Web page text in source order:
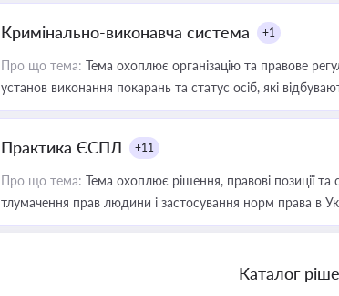
Кримінально-виконавча система +1
Про що тема: Тема охоплює організацію та правове
установ виконання покарань та статус осіб, які
Практика ЄСПЛ +11
Про що тема: Тема охоплює рішення, правові позиції
тлумачення прав людини і застосування норм права в
Каталог